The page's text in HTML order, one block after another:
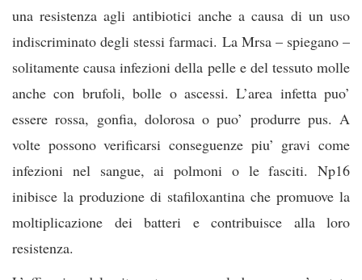
una resistenza agli antibiotici anche a causa di un uso
indiscriminato degli stessi farmaci. La Mrsa – spiegano –
solitamente causa infezioni della pelle e del tessuto molle
anche con brufoli, bolle o ascessi. L’area infetta puo’
essere rossa, gonfia, dolorosa o puo’ produrre pus. A
volte possono verificarsi conseguenze piu’ gravi come
infezioni nel sangue, ai polmoni o le fasciti. Np16
inibisce la produzione di stafiloxantina che promuove la
moltiplicazione dei batteri e contribuisce alla loro
resistenza.